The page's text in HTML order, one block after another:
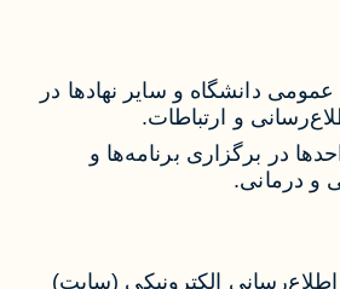
دانشگاه و سایر نهادها در
و ارتباطات.
در برگزاری برنامه‌ها و
و درمانی.
الکترونیکی (سایت)